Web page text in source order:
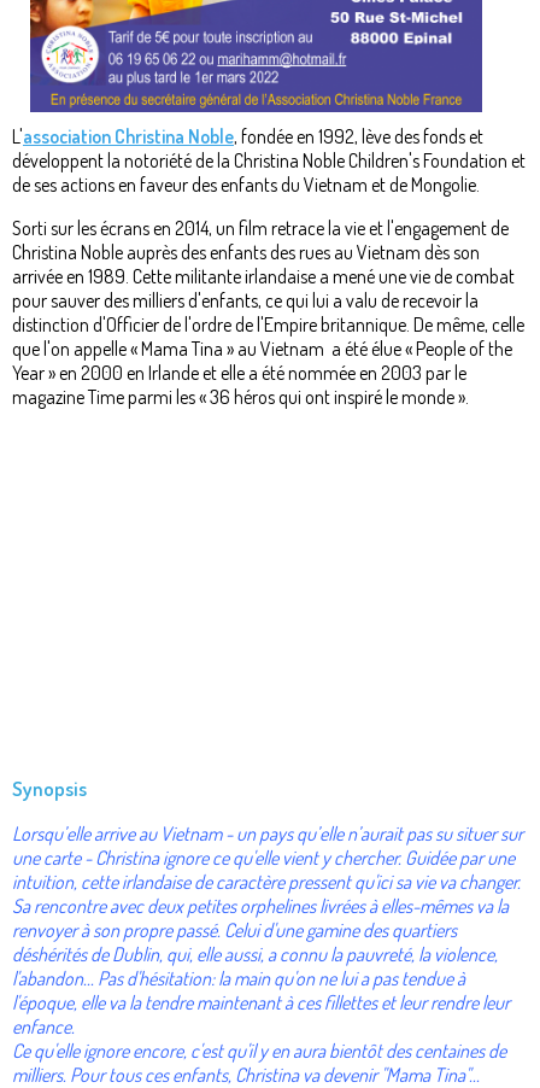
L'association Christina Noble, fondée en 1992, lève des fonds et
développent la notoriété de la Christina Noble Children's Foundation et
de ses actions en faveur des enfants du Vietnam et de Mongolie.
Sorti sur les écrans en 2014, un film retrace la vie et l'engagement de
Christina Noble auprès des enfants des rues au Vietnam dès son
arrivée en 1989. Cette militante irlandaise a mené une vie de combat
pour sauver des milliers d'enfants, ce qui lui a valu de recevoir la
distinction d'Officier de l'ordre de l'Empire britannique. De même, celle
que l'on appelle « Mama Tina » au Vietnam a été élue « People of the
Year » en 2000 en Irlande et elle a été nommée en 2003 par le
magazine Time parmi les « 36 héros qui ont inspiré le monde ».
Synopsis
Lorsqu’elle arrive au Vietnam - un pays qu’elle n’aurait pas su situer sur
une carte - Christina ignore ce qu'elle vient y chercher. Guidée par une
intuition, cette irlandaise de caractère pressent qu'ici sa vie va changer.
Sa rencontre avec deux petites orphelines livrées à elles-mêmes va la
renvoyer à son propre passé. Celui d'une gamine des quartiers
déshérités de Dublin, qui, elle aussi, a connu la pauvreté, la violence,
l'abandon... Pas d'hésitation: la main qu'on ne lui a pas tendue à
l'époque, elle va la tendre maintenant à ces fillettes et leur rendre leur
enfance.
Ce qu'elle ignore encore, c'est qu'il y en aura bientôt des centaines de
milliers. Pour tous ces enfants, Christina va devenir "Mama Tina"...